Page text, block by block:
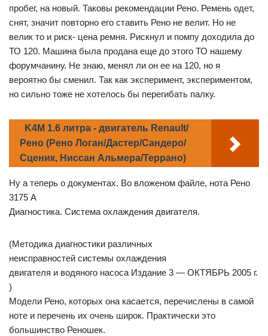
пробег, на новый. Таковы рекомендации Рено. Ремень одет,
снят, значит повторно его ставить Рено не велит. Но не
велик то и риск- цена ремня. Рискнул и помпу доходила до
ТО 120. Машина была продана еще до этого ТО нашему
форумчанину. Не знаю, менял ли он ее на 120, но я
вероятно бы сменил. Так как эксперимент, экспериментом,
но сильно тоже не хотелось бы перегибать палку.
K4M 1.6 литра - двигатель Renault/
Рено (Рено Логан/Дастер/Сандеро/
Сценик, Ниссан Альмера/Террано)
Ну а теперь о документах. Во вложеном файле, нота Рено
3175 A
Диагностика. Система охлаждения двигателя.
(Методика диагностики различных
неисправностей системы охлаждения
двигателя и водяного насоса Издание 3 — ОКТЯБРЬ 2005 г.
)
Модели Рено, которых она касается, перечислены в самой
ноте и перечень их очень широк. Практически это
большинство Реношек.